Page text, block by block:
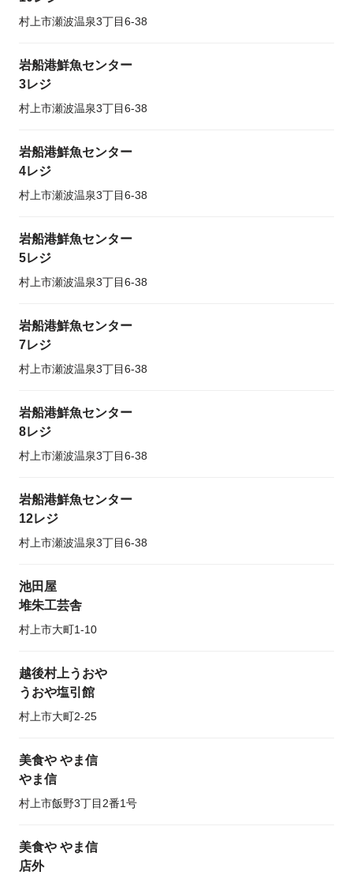
村上市瀬波温泉3丁目6-38
岩船港鮮魚センター
3レジ
村上市瀬波温泉3丁目6-38
岩船港鮮魚センター
4レジ
村上市瀬波温泉3丁目6-38
岩船港鮮魚センター
5レジ
村上市瀬波温泉3丁目6-38
岩船港鮮魚センター
7レジ
村上市瀬波温泉3丁目6-38
岩船港鮮魚センター
8レジ
村上市瀬波温泉3丁目6-38
岩船港鮮魚センター
12レジ
村上市瀬波温泉3丁目6-38
池田屋
堆朱工芸舎
村上市大町1-10
越後村上うおや
うおや塩引館
村上市大町2-25
美食や やま信
やま信
村上市飯野3丁目2番1号
美食や やま信
店外